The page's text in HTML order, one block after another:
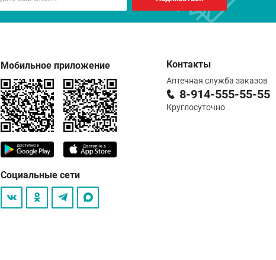
Мобильное приложение
Социальные сети
Контакты
Аптечная служба заказов
8-914-555-55-55
Круглосуточно